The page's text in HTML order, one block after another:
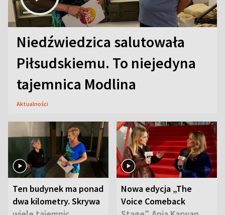
Niedźwiedzica salutowała
Piłsudskiemu. To niejedyna
tajemnica Modlina
Aktualności
Ten budynek ma ponad
dwa kilometry. Skrywa
Nowa edycja „The
Voice Comeback